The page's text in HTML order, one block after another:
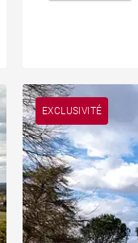
EXCLUSIVITÉ